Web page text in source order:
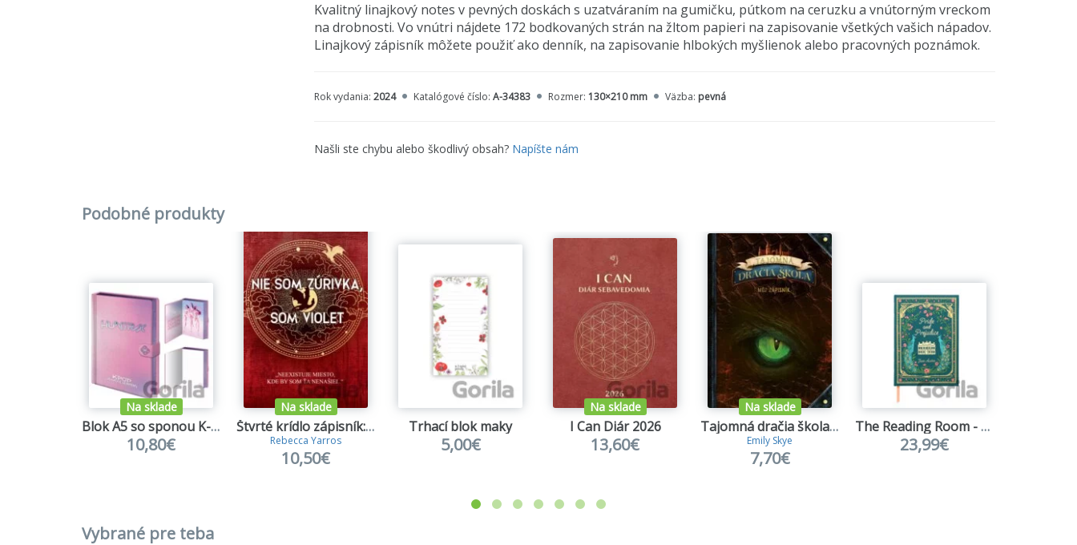
Kvalitný linajkový notes v pevných doskách s uzatváraním na gumičku, pútkom na ceruzku a vnútorným vreckom
na drobnosti. Vo vnútri nájdete 172 bodkovaných strán na žltom papieri na zapisovanie všetkých vašich nápadov.
Linajkový zápisník môžete použiť ako denník, na zapisovanie hlbokých myšlienok alebo pracovných poznámok.
Rok vydania: 2024 Katalógové číslo: A-34383 Rozmer: 130×210 mm Väzba: pevná
Našli ste chybu alebo škodlivý obsah? Napíšte nám
Podobné produkty
Na sklade
Blok A5 so sponou K-pop Demon Hunters, DPL 10
10,80€
Na sklade
Štvrté krídlo zápisník: Nie som Zúrivka, som Violet
Rebecca Yarros
10,50€
Trhací blok maky
5,00€
Na sklade
I Can Diár 2026
13,60€
Na sklade
Tajomná dračia škola: Môj zápisník
Emily Skye
7,70€
The Reading Room - Pýcha a predsudok - vyšívaný zápisník s pevnou väzbou
23,99€
Vybrané pre teba